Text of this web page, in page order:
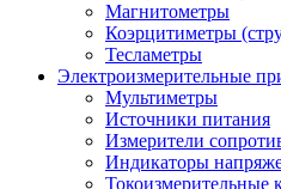
Магнитометры
Коэрцитиметры
Тесламетры
Электроизмерительные
Мультиметры
Источники питания
Измерители
Индикаторы
Токоизмерительные